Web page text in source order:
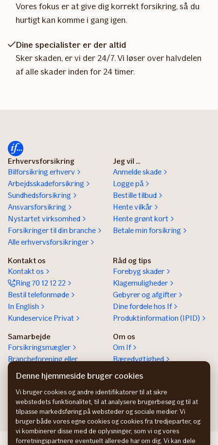
Vores fokus er at give dig korrekt forsikring, så du
hurtigt kan komme i gang igen.
Dine specialister er der altid
Sker skaden, er vi der 24/7. Vi løser over halvdelen
af alle skader inden for 24 timer.
Erhvervsforsikring
Bilforsikring erhverv
Arbejdsskadeforsikring
Sundhedsforsikring
Ansvarsforsikring
Nystartet virksomhed
Forsikringer til din branche
Alle erhvervsforsikringer
Jeg vil ...
Anmelde skade
Logge på
Bestille tilbud
Hente vilkår
Hente grønt kort
Betale min forsikring
Kontakt os
Kontakt os
Ring 70 12 12 22
Bestil telefonmøde
In English
Kundeservice Privat
Råd og tips
Forebyg skader
Klagemuligheder
Gebyrer og afgifter
Dine fordele hos If
Produktinformation (IPID)
Samarbejde
Forsikringsmægler
Brancheforening eller
organisation
If vejhjælp Europa
Bliv partner
Om os
Om If
Bæredygtighed
Denne hjemmeside bruger cookies
Vi bruger cookies og andre identifikatorer til at sikre
webstedets funktionalitet, til at analysere brugerbesøg og til at
tilpasse markedsføring på websteder og sociale medier. Vi
bruger både vores egne cookies og cookies fra tredjeparter, og
vi kombinerer disse med de oplysninger, som vi og vores
forretningspartnere eventuelt allerede har om dig. Vi kan dele